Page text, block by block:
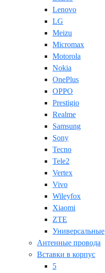
Lenovo
LG
Meizu
Micromax
Motorola
Nokia
OnePlus
OPPO
Prestigio
Realme
Samsung
Sony
Tecno
Tele2
Vertex
Vivo
Wileyfox
Xiaomi
ZTE
Универсальные
Антенные провода
Вставки в корпус
5